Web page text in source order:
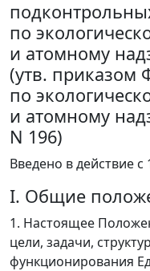
по
и атомному
(утв. приказом
по
и атомному
N 196)
Введено в действие с
I. Общие
1. Настоящее
цели, задачи,
функционирования